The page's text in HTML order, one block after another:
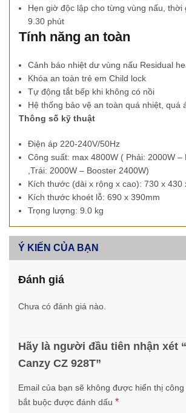
Hẹn giờ độc lập cho từng vùng nấu, thời
9.30 phút
Tính năng an toàn
Cảnh báo nhiệt dư vùng nấu Residual
Khóa an toàn trẻ em Child lock
Tự động tắt bếp khi không có nồi
Hệ thống bảo vệ an toàn quá nhiệt, quá
Thông số kỹ thuật
Điện áp 220-240V/50Hz
Công suất: max 4800W ( Phải: 2000W –
,Trái: 2000W – Booster 2400W)
Kích thước (dài x rộng x cao): 730 x 430
Kích thước khoét lỗ: 690 x 390mm
Trọng lượng: 9.0 kg
Ý KIẾN CỦA BẠN
Đánh giá
Chưa có đánh giá nào.
Hãy là người đầu tiên nhận xét
Canzy CZ 928T”
Email của bạn sẽ không được hiển thị công
bắt buộc được đánh dấu *